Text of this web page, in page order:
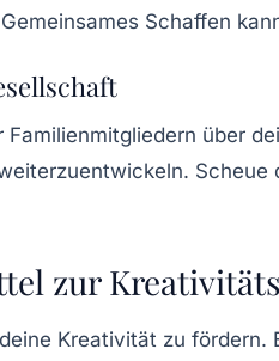
Schaffen
Familienmitgliedern über
zur
Kreativität zu fördern.